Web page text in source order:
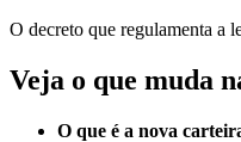
O decreto que regulamenta a
Veja o que muda
O que é a nova